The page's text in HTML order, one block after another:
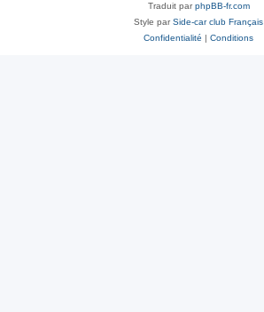
Traduit parphpBB-fr.com
Style parSide-car club Français
Confidentialité | Conditions